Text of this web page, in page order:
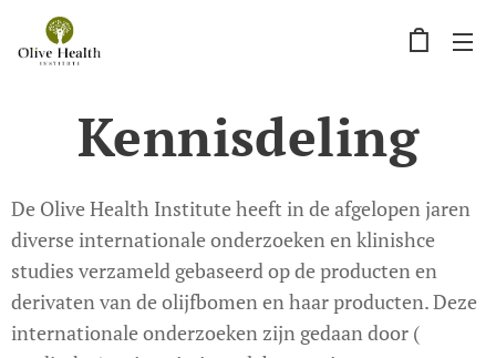
Kennisdeling
De Olive Health Institute heeft in de afgelopen jaren
diverse internationale onderzoeken en klinishce
studies verzameld gebaseerd op de producten en
derivaten van de olijfbomen en haar producten. Deze
internationale onderzoeken zijn gedaan door (